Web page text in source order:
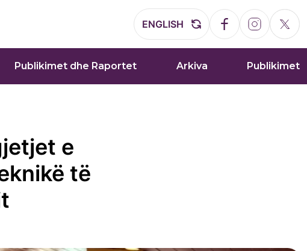
ENGLISH
Publikimet dhe Raportet Arkiva Publikimet
e
të